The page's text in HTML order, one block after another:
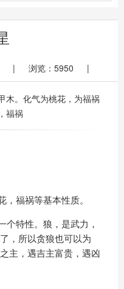
| 浏览：5950 |
木。化气为桃花，为福祸
福祸
福祸等基本性质。
个特性。狼，是武力，
，所以贪狼也可以为
主，遇吉主富贵，遇凶